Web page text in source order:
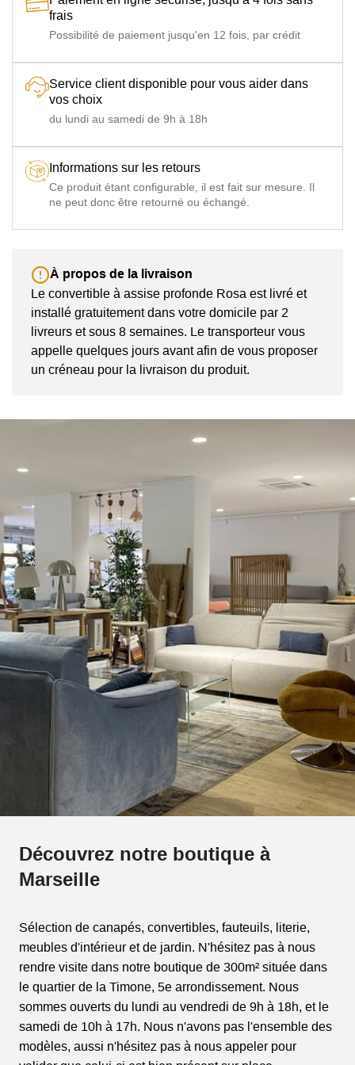
frais
Possibilité de paiement jusqu'en 12 fois, par crédit
Service client disponible pour vous aider dans
vos choix
du lundi au samedi de 9h à 18h
Informations sur les retours
Ce produit étant configurable, il est fait sur mesure. Il
ne peut donc être retourné ou échangé.
À propos de la livraison
Le convertible à assise profonde Rosa est livré et
installé gratuitement dans votre domicile par 2
livreurs et sous 8 semaines. Le transporteur vous
appelle quelques jours avant afin de vous proposer
un créneau pour la livraison du produit.
Découvrez notre boutique à
Marseille
Sélection de canapés, convertibles, fauteuils, literie,
meubles d'intérieur et de jardin. N'hésitez pas à nous
rendre visite dans notre boutique de 300m² située dans
le quartier de la Timone, 5e arrondissement. Nous
sommes ouverts du lundi au vendredi de 9h à 18h, et le
samedi de 10h à 17h. Nous n'avons pas l'ensemble des
modèles, aussi n'hésitez pas à nous appeler pour